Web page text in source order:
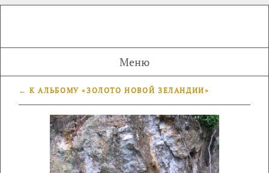
Меню
← К АЛЬБОМУ «ЗОЛОТО НОВОЙ ЗЕЛАНДИИ»